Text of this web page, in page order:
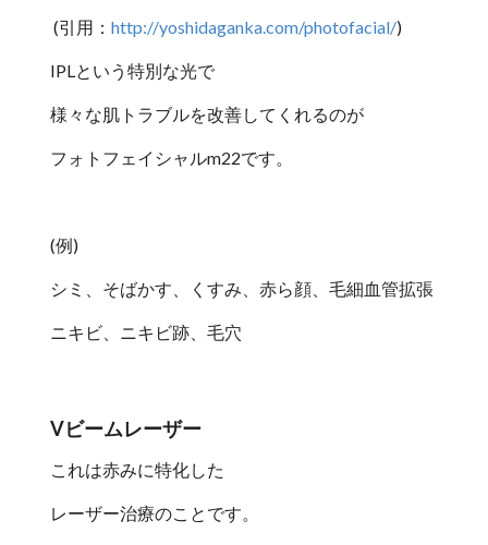
(引用： http://yoshidaganka.com/photofacial/)
IPLという特別な光で
様々な肌トラブルを改善してくれるのが
フォトフェイシャルm22です。
(例)
シミ、そばかす、くすみ、赤ら顔、毛細血管拡張
ニキビ、ニキビ跡、毛穴
Vビームレーザー
これは赤みに特化した
レーザー治療のことです。